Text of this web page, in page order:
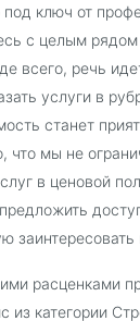
под ключ от
с целым
всего, речь
услуги в
станет
что мы не
в ценовой
заинтересовать
расценками
из категории